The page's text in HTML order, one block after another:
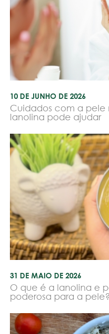
10 DE JUNHO DE 2026
Cuidados com a pele
lanolina pode ajudar
31 DE MAIO DE 2026
O que é a lanolina e
poderosa para a pele?